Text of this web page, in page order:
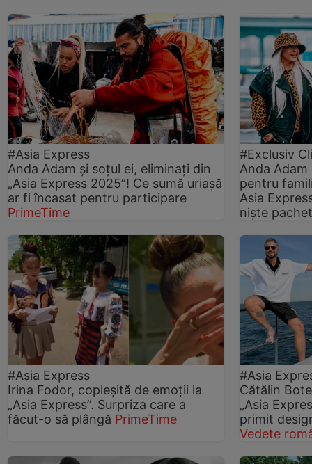
#Asia Express
Anda Adam și soțul ei, eliminați din
„Asia Express 2025”! Ce sumă uriașă
ar fi încasat pentru participare
PrimeTime
#Exclusiv
Anda
pentru
Asia
niște
#Asia Express
Irina Fodor, copleșită de emoții la
„Asia Express”. Surpriza care a
făcut-o să plângă PrimeTime
#Asia
Cătălin
„Asia
primit
Vedete